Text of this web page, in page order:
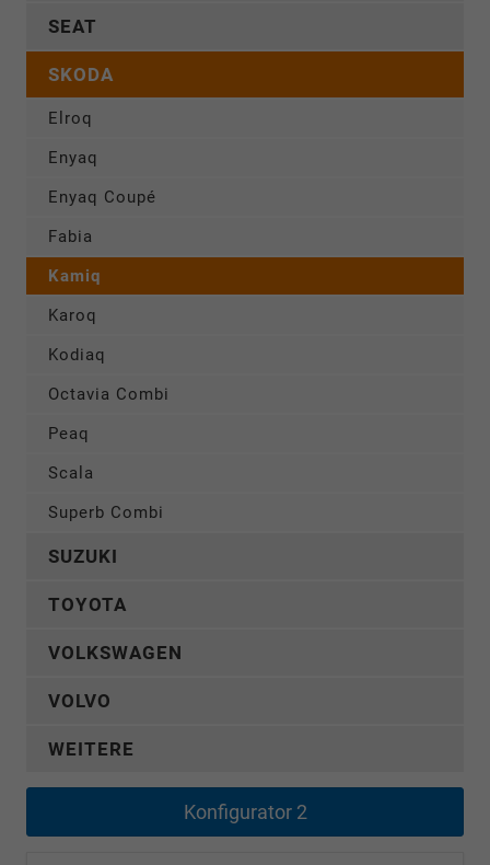
SEAT
SKODA
Elroq
Enyaq
Enyaq Coupé
Fabia
Kamiq
Karoq
Kodiaq
Octavia Combi
Peaq
Scala
Superb Combi
SUZUKI
TOYOTA
VOLKSWAGEN
VOLVO
WEITERE
Konfigurator 2